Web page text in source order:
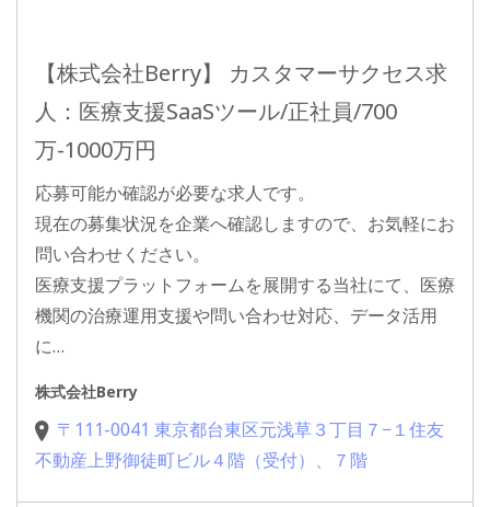
【株式会社Berry】 カスタマーサクセス求
人：医療支援SaaSツール/正社員/700
万-1000万円
応募可能か確認が必要な求人です。
現在の募集状況を企業へ確認しますので、お気軽にお
問い合わせください。
医療支援プラットフォームを展開する当社にて、医療
機関の治療運用支援や問い合わせ対応、データ活用
に…
株式会社Berry
〒111-0041 東京都台東区元浅草３丁目７−１住友
不動産上野御徒町ビル４階（受付）、７階